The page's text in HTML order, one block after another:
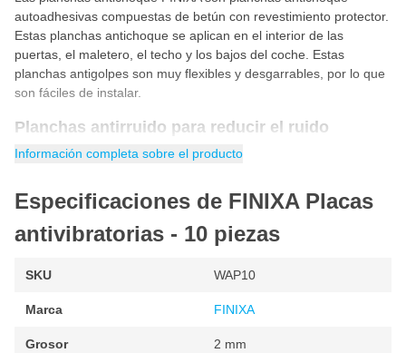
autoadhesivas compuestas de betún con revestimiento protector.
Estas planchas antichoque se aplican en el interior de las
puertas, el maletero, el techo y los bajos del coche. Estas
planchas antigolpes son muy flexibles y desgarrables, por lo que
son fáciles de instalar.
Planchas antirruido para reducir el ruido
Las planchas antidrumming profesionales FINIXA garantizan una
placa antidrumming se puede dividir en la línea de perforación
integrada para hacer 2 piezas de 25cm x 50cm.
Dotadas de una "estructura gofre
Fabricadas con betún
Información completa sobre el producto
Especificaciones de FINIXA Placas
antivibratorias - 10 piezas
SKU WAP10
Marca FINIXA
Grosor 2 mm